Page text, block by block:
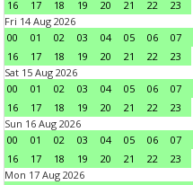
16
17 18 19 20 21 22
23
Fri 14 Aug 2026
00
01 02 03 04 05 06 07
16
17 18 19 20 21 22
23
Sat 15 Aug 2026
00
01 02 03 04 05 06 07
16
17 18 19 20 21 22
23
Sun 16 Aug 2026
00
01 02 03 04 05 06 07
16
17 18 19 20 21 22
23
Mon 17 Aug 2026